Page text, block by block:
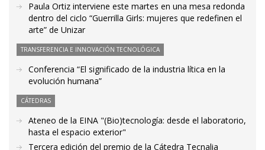
Paula Ortiz interviene este martes en una mesa redonda
dentro del ciclo “Guerrilla Girls: mujeres que redefinen el
arte” de Unizar
TRANSFERENCIA E INNOVACIÓN TECNOLÓGICA
Conferencia “El significado de la industria lítica en la
evolución humana”
CÁTEDRAS
Ateneo de la EINA "(Bio)tecnología: desde el laboratorio,
hasta el espacio exterior"
Tercera edición del premio de la Cátedra Tecnalia